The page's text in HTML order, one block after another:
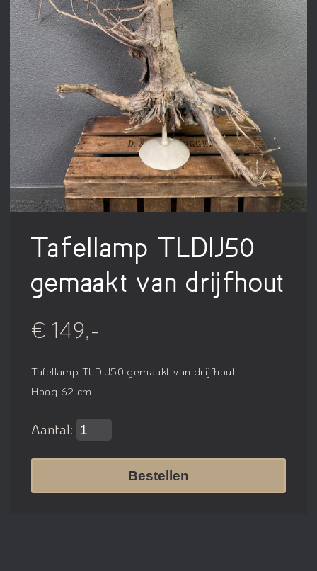
Tafellamp TLDIJ50
gemaakt van drijfhout
€ 149,-
Tafellamp TLDIJ50 gemaakt van drijfhout
Hoog 62 cm
Aantal:
Bestellen